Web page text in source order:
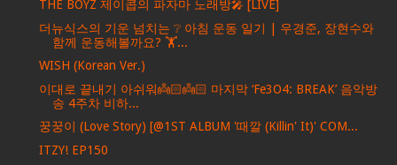
THE BOYZ 제이콥의 파자마 노래방🎤 [LIVE]
더뉴식스의 기운 넘치는 ❔ 아침 운동 일기 | 우경준, 장현수와
함께 운동해볼까요? 🏋️...
WISH (Korean Ver.)
이대로 끝내기 아쉬워👼🏻👼🏻 마지막 ‘Fe3O4: BREAK’ 음악방
송 4주차 비하...
꿍꿍이 (Love Story) [@1ST ALBUM '때깔 (Killin' It)' COM...
ITZY! EP150